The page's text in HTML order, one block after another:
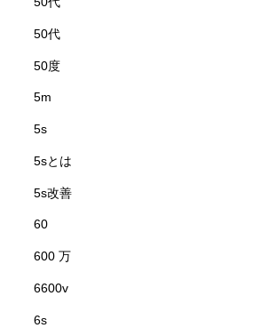
50代
50度
5m
5s
5sとは
5s改善
60
600 万
6600v
6s